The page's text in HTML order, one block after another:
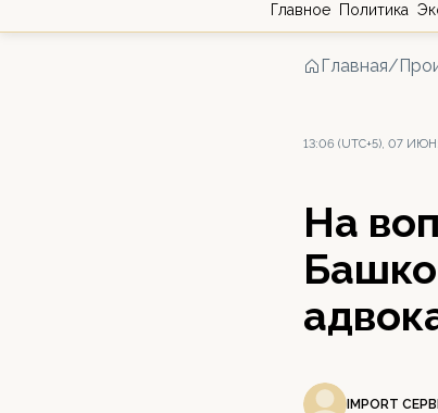
Главное Политика
Главная/
13:06 (UTC+5), 07
На
IMPORT